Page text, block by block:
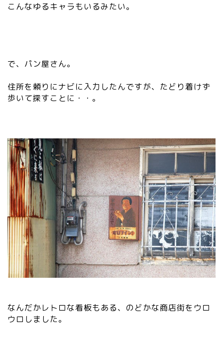
こんなゆるキャラもいるみたい。
で、パン屋さん。
住所を頼りにナビに入力したんですが、たどり着けず
歩いて探すことに・・。
なんだかレトロな看板もある、のどかな商店街をウロ
ウロしました。